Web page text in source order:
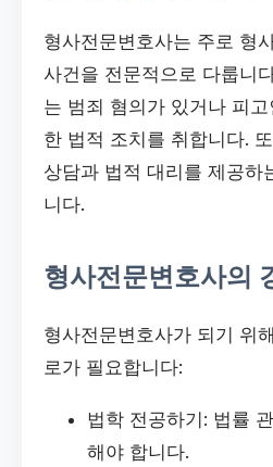
형사전문변호사는 주로 형
사건을 전문적으로 다룹니
는 범죄 혐의가 있거나 피
한 법적 조치를 취합니다.
상담과 법적 대리를 제공하
니다.
형사전문변호사의
형사전문변호사가 되기 위
로가 필요합니다:
법학 전공하기: 법률
해야 합니다.